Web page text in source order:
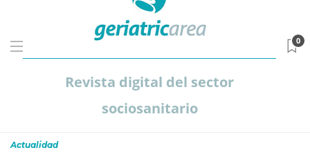
Revista digital del sector
sociosanitario
0
Actualidad